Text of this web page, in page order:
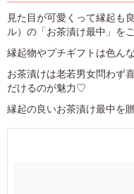
見た目が可愛くって縁起も
ル）の「お茶漬け最中」を
縁起物やプチギフトは色ん
お茶漬けは老若男女問わず
だけるのが魅力♡
縁起の良いお茶漬け最中を